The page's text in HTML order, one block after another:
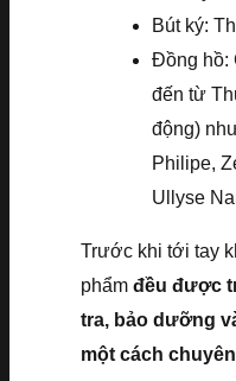
Bút ký:
Đồng hồ:
đến từ
động)
Philipe,
Ullyse
Trước khi tới tay
phẩm đều được
tra, bảo dưỡng
một cách